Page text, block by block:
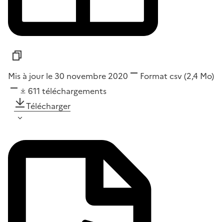
Mis à jour le 30 novembre 2020 Format csv(2,4 Mo)
611 téléchargements
Télécharger